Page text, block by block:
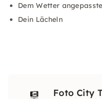
Dem Wetter
Dein Lächeln
Foto City